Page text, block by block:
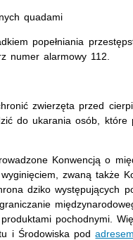
quadami
popełniania
numer alarmowy 112.
zwierzęta przed
do ukarania osób, które
Konwencją o
zwaną także
dziko występujących
pochodnymi.
i Środowiska podadresem